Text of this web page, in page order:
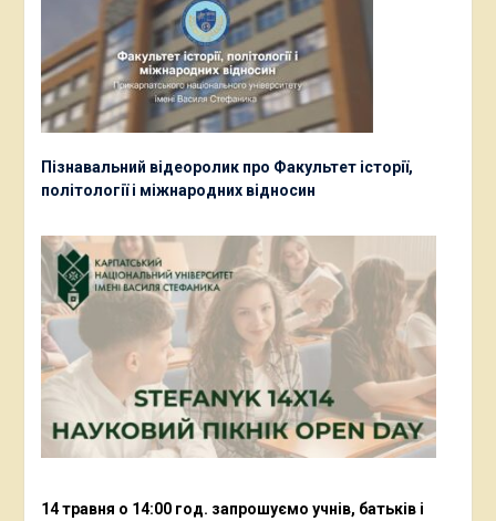
Пізнавальний відеоролик про Факультет історії,
політології і міжнародних відносин
14 травня о 14:00 год. запрошуємо учнів, батьків і